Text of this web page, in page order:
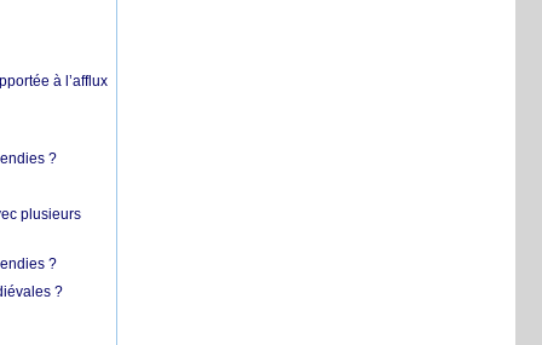
à l’afflux
?
plusieurs
?
?